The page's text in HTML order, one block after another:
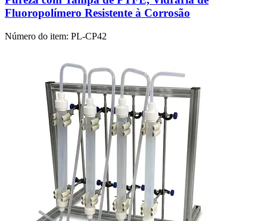
Fluoropolímero Resistente à Corrosão
Número do item: PL-CP42